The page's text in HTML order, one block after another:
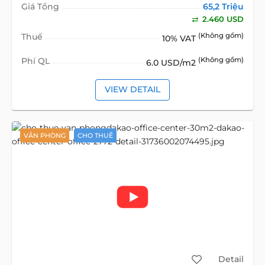
Giá Tổng 65,2 Triệu
2.460 USD
Thuế 10% VAT (Không gồm)
Phí QL 6.0 USD/m2 (Không gồm)
VIEW DETAIL
VĂN PHÒNG CHO THUÊ
Detail